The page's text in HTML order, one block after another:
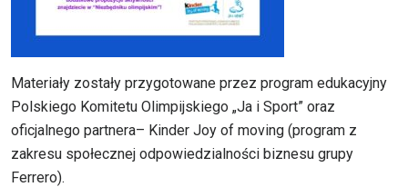
Materiały zostały przygotowane przez program edukacyjny
Polskiego Komitetu Olimpijskiego „Ja i Sport” oraz
oficjalnego partnera– Kinder Joy of moving (program z
zakresu społecznej odpowiedzialności biznesu grupy
Ferrero).